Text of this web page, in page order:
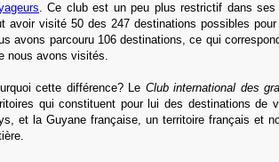
. Ce club est un peu plus restrictif dans
avoir visité 50 des 247 destinations possibles
avons parcouru 106 destinations, ce qui
nous avons visités.
cette différence? Le Club international des
qui constituent pour lui des destinations de
et la Guyane française, un territoire français et